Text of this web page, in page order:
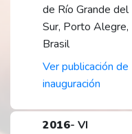
de Río Grande del
Sur, Porto Alegre,
Brasil
Ver publicación de
inauguración
2016- VI